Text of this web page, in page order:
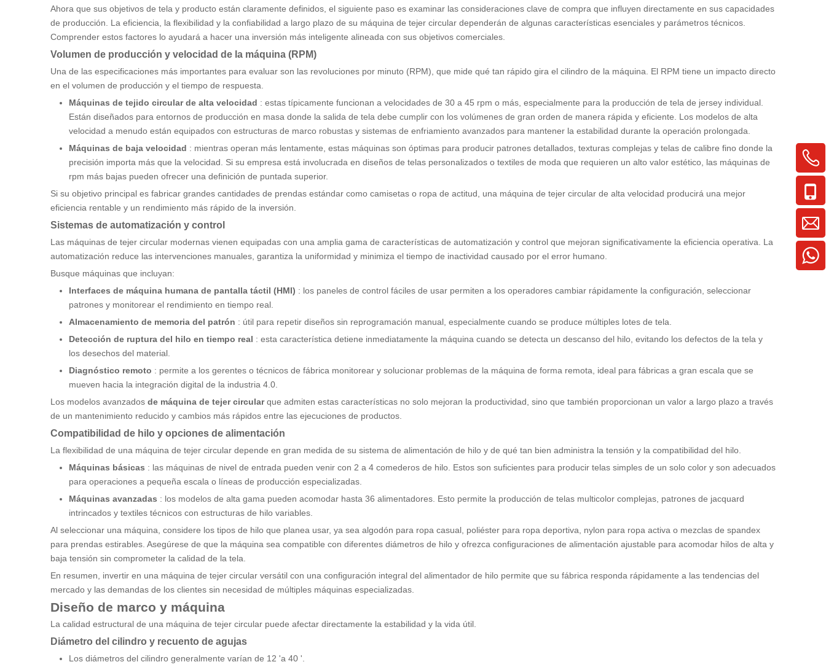
Ahora que sus objetivos de tela y producto están claramente definidos, el siguiente paso es examinar las consideraciones clave de compra que influyen directamente en sus capacidades
de producción. La eficiencia, la flexibilidad y la confiabilidad a largo plazo de su máquina de tejer circular dependerán de algunas características esenciales y parámetros técnicos.
Comprender estos factores lo ayudará a hacer una inversión más inteligente alineada con sus objetivos comerciales.
Volumen de producción y velocidad de la máquina (RPM)
Una de las especificaciones más importantes para evaluar son las revoluciones por minuto (RPM), que mide qué tan rápido gira el cilindro de la máquina. El RPM tiene un impacto directo
en el volumen de producción y el tiempo de respuesta.
Máquinas de tejido circular de alta velocidad : estas típicamente funcionan a velocidades de 30 a 45 rpm o más, especialmente para la producción de tela de jersey individual.
Están diseñados para entornos de producción en masa donde la salida de tela debe cumplir con los volúmenes de gran orden de manera rápida y eficiente. Los modelos de alta
velocidad a menudo están equipados con estructuras de marco robustas y sistemas de enfriamiento avanzados para mantener la estabilidad durante la operación prolongada.
Máquinas de baja velocidad : mientras operan más lentamente, estas máquinas son óptimas para producir patrones detallados, texturas complejas y telas de calibre fino donde la
precisión importa más que la velocidad. Si su empresa está involucrada en diseños de telas personalizados o textiles de moda que requieren un alto valor estético, las máquinas de
rpm más bajas pueden ofrecer una definición de puntada superior.
Si su objetivo principal es fabricar grandes cantidades de prendas estándar como camisetas o ropa de actitud, una máquina de tejer circular de alta velocidad producirá una mejor
eficiencia rentable y un rendimiento más rápido de la inversión.
Sistemas de automatización y control
Las máquinas de tejer circular modernas vienen equipadas con una amplia gama de características de automatización y control que mejoran significativamente la eficiencia operativa. La
automatización reduce las intervenciones manuales, garantiza la uniformidad y minimiza el tiempo de inactividad causado por el error humano.
Busque máquinas que incluyan:
Interfaces de máquina humana de pantalla táctil (HMI) : los paneles de control fáciles de usar permiten a los operadores cambiar rápidamente la configuración, seleccionar
patrones y monitorear el rendimiento en tiempo real.
Almacenamiento de memoria del patrón : útil para repetir diseños sin reprogramación manual, especialmente cuando se produce múltiples lotes de tela.
Detección de ruptura del hilo en tiempo real : esta característica detiene inmediatamente la máquina cuando se detecta un descanso del hilo, evitando los defectos de la tela y
los desechos del material.
Diagnóstico remoto : permite a los gerentes o técnicos de fábrica monitorear y solucionar problemas de la máquina de forma remota, ideal para fábricas a gran escala que se
mueven hacia la integración digital de la industria 4.0.
Los modelos avanzados de máquina de tejer circularque admiten estas características no solo mejoran la productividad, sino que también proporcionan un valor a largo plazo a través
de un mantenimiento reducido y cambios más rápidos entre las ejecuciones de productos.
Compatibilidad de hilo y opciones de alimentación
La flexibilidad de una máquina de tejer circular depende en gran medida de su sistema de alimentación de hilo y de qué tan bien administra la tensión y la compatibilidad del hilo.
Máquinas básicas : las máquinas de nivel de entrada pueden venir con 2 a 4 comederos de hilo. Estos son suficientes para producir telas simples de un solo color y son adecuados
para operaciones a pequeña escala o líneas de producción especializadas.
Máquinas avanzadas : los modelos de alta gama pueden acomodar hasta 36 alimentadores. Esto permite la producción de telas multicolor complejas, patrones de jacquard
intrincados y textiles técnicos con estructuras de hilo variables.
Al seleccionar una máquina, considere los tipos de hilo que planea usar, ya sea algodón para ropa casual, poliéster para ropa deportiva, nylon para ropa activa o mezclas de spandex
para prendas estirables. Asegúrese de que la máquina sea compatible con diferentes diámetros de hilo y ofrezca configuraciones de alimentación ajustable para acomodar hilos de alta y
baja tensión sin comprometer la calidad de la tela.
En resumen, invertir en una máquina de tejer circular versátil con una configuración integral del alimentador de hilo permite que su fábrica responda rápidamente a las tendencias del
mercado y las demandas de los clientes sin necesidad de múltiples máquinas especializadas.
Diseño de marco y máquina
La calidad estructural de una máquina de tejer circular puede afectar directamente la estabilidad y la vida útil.
Diámetro del cilindro y recuento de agujas
Los diámetros del cilindro generalmente varían de 12 'a 40 '.